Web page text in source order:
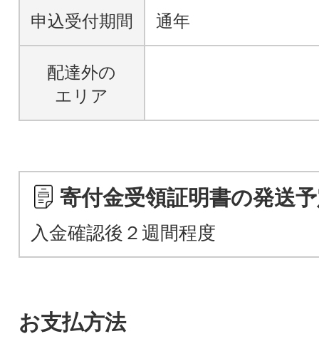
申込受付期間 通年
配達外の
エリア
寄付金受領証明書の発送
入金確認後２週間程度
お支払方法